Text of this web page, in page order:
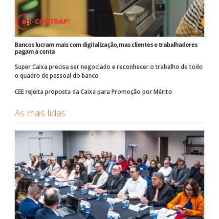
Bancos lucram mais com digitalização, mas clientes e trabalhadores
pagam a conta
Super Caixa precisa ser negociado e reconhecer o trabalho de todo
o quadro de pessoal do banco
CEE rejeita proposta da Caixa para Promoção por Mérito
As mais lidas